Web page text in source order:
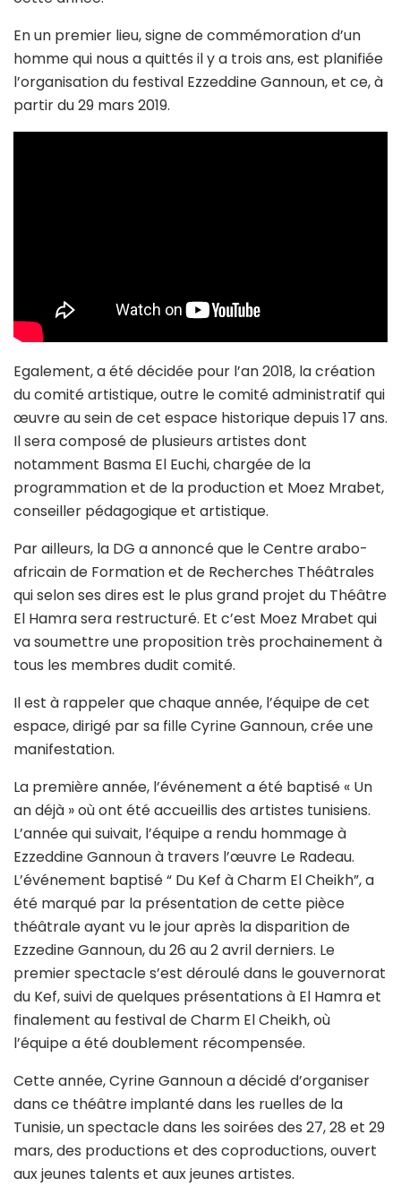
En un premier lieu, signe de commémoration d’un
homme qui nous a quittés il y a trois ans, est planifiée
l’organisation du festival Ezzeddine Gannoun, et ce, à
partir du 29 mars 2019.
Egalement, a été décidée pour l’an 2018, la création
du comité artistique, outre le comité administratif qui
œuvre au sein de cet espace historique depuis 17 ans.
Il sera composé de plusieurs artistes dont
notamment Basma El Euchi, chargée de la
programmation et de la production et Moez Mrabet,
conseiller pédagogique et artistique.
Par ailleurs, la DG a annoncé que le Centre arabo-
africain de Formation et de Recherches Théâtrales
qui selon ses dires est le plus grand projet du Théâtre
El Hamra sera restructuré. Et c’est Moez Mrabet qui
va soumettre une proposition très prochainement à
tous les membres dudit comité.
Il est à rappeler que chaque année, l’équipe de cet
espace, dirigé par sa fille Cyrine Gannoun, crée une
manifestation.
La première année, l’événement a été baptisé « Un
an déjà » où ont été accueillis des artistes tunisiens.
L’année qui suivait, l’équipe a rendu hommage à
Ezzeddine Gannoun à travers l’œuvre Le Radeau.
L’événement baptisé “ Du Kef à Charm El Cheikh”, a
été marqué par la présentation de cette pièce
théâtrale ayant vu le jour après la disparition de
Ezzedine Gannoun, du 26 au 2 avril derniers. Le
premier spectacle s’est déroulé dans le gouvernorat
du Kef, suivi de quelques présentations à El Hamra et
finalement au festival de Charm El Cheikh, où
l’équipe a été doublement récompensée.
Cette année, Cyrine Gannoun a décidé d’organiser
dans ce théâtre implanté dans les ruelles de la
Tunisie, un spectacle dans les soirées des 27, 28 et 29
mars, des productions et des coproductions, ouvert
aux jeunes talents et aux jeunes artistes.